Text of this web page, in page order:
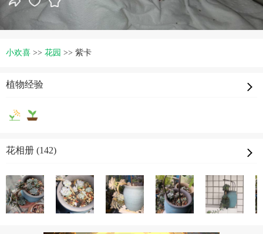
小欢喜 >> 花园 >> 紫卡
植物经验
花相册 (142)